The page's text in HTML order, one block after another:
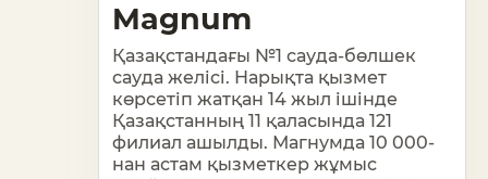
Magnum
Қазақстандағы №1 сауда-бөлшек
сауда желісі. Нарықта қызмет
көрсетіп жатқан 14 жыл ішінде
Қазақстанның 11 қаласында 121
филиал ашылды. Магнумда 10 000-
нан астам қызметкер жұмыс